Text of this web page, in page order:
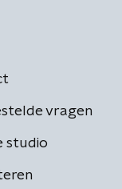
vragen
studio